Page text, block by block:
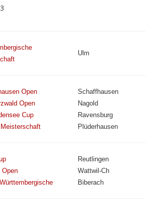
Ulm
Open
Schaffhausen
Open
Nagold
Cup
Ravensburg
Plüderhausen
Reutlingen
Open
Wattwil-Ch
Biberach